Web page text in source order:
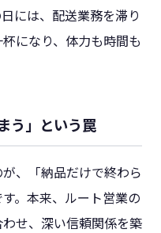
には、配送業務を滞り
になり、体力も時間も
う」という罠
、「納品だけで終わら
。本来、ルート営業の
せ、深い信頼関係を築